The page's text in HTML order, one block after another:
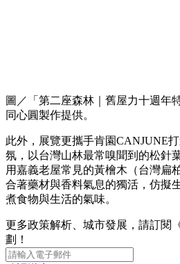
圖／「第二座森林｜舊屋力十週年
同心圓製作提供。
此外，展覽更攜手肯園CANJUNE
氛，以台灣山林最常嗅聞到的松針
用嘉義老屋常見的黃檜木（台灣扁
合著藥材與香料氣息的獨活，仿擬
煮食物與生活的氣味。
更多政策解析、城市發展，請訂閱
劃！